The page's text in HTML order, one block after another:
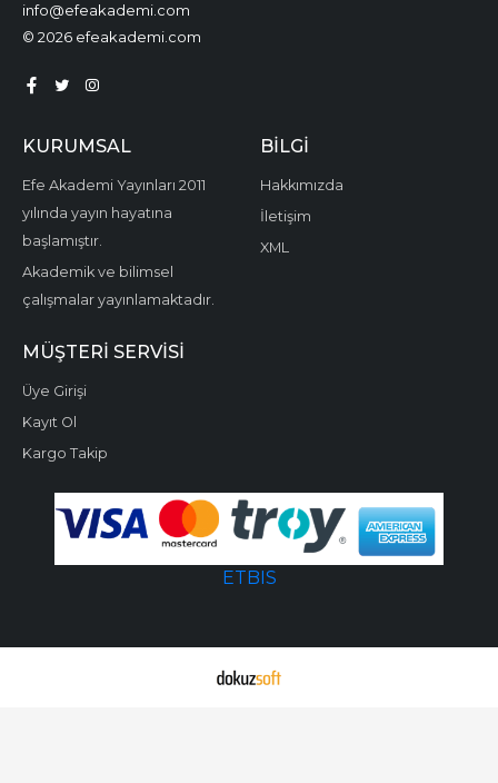
info@efeakademi.com
© 2026 efeakademi.com
KURUMSAL
Efe Akademi Yayınları 2011
yılında yayın hayatına
başlamıştır.
Akademik ve bilimsel
çalışmalar yayınlamaktadır.
BILGI
Hakkımızda
İletişim
XML
MÜŞTERI SERVISI
Üye Girişi
Kayıt Ol
Kargo Takip
ETBIS